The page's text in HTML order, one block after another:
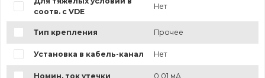
соотв. с VDE
Нет
Тип крепления Прочее
Установка в кабель-канал Нет
Номин. ток утечки 0.01 мА